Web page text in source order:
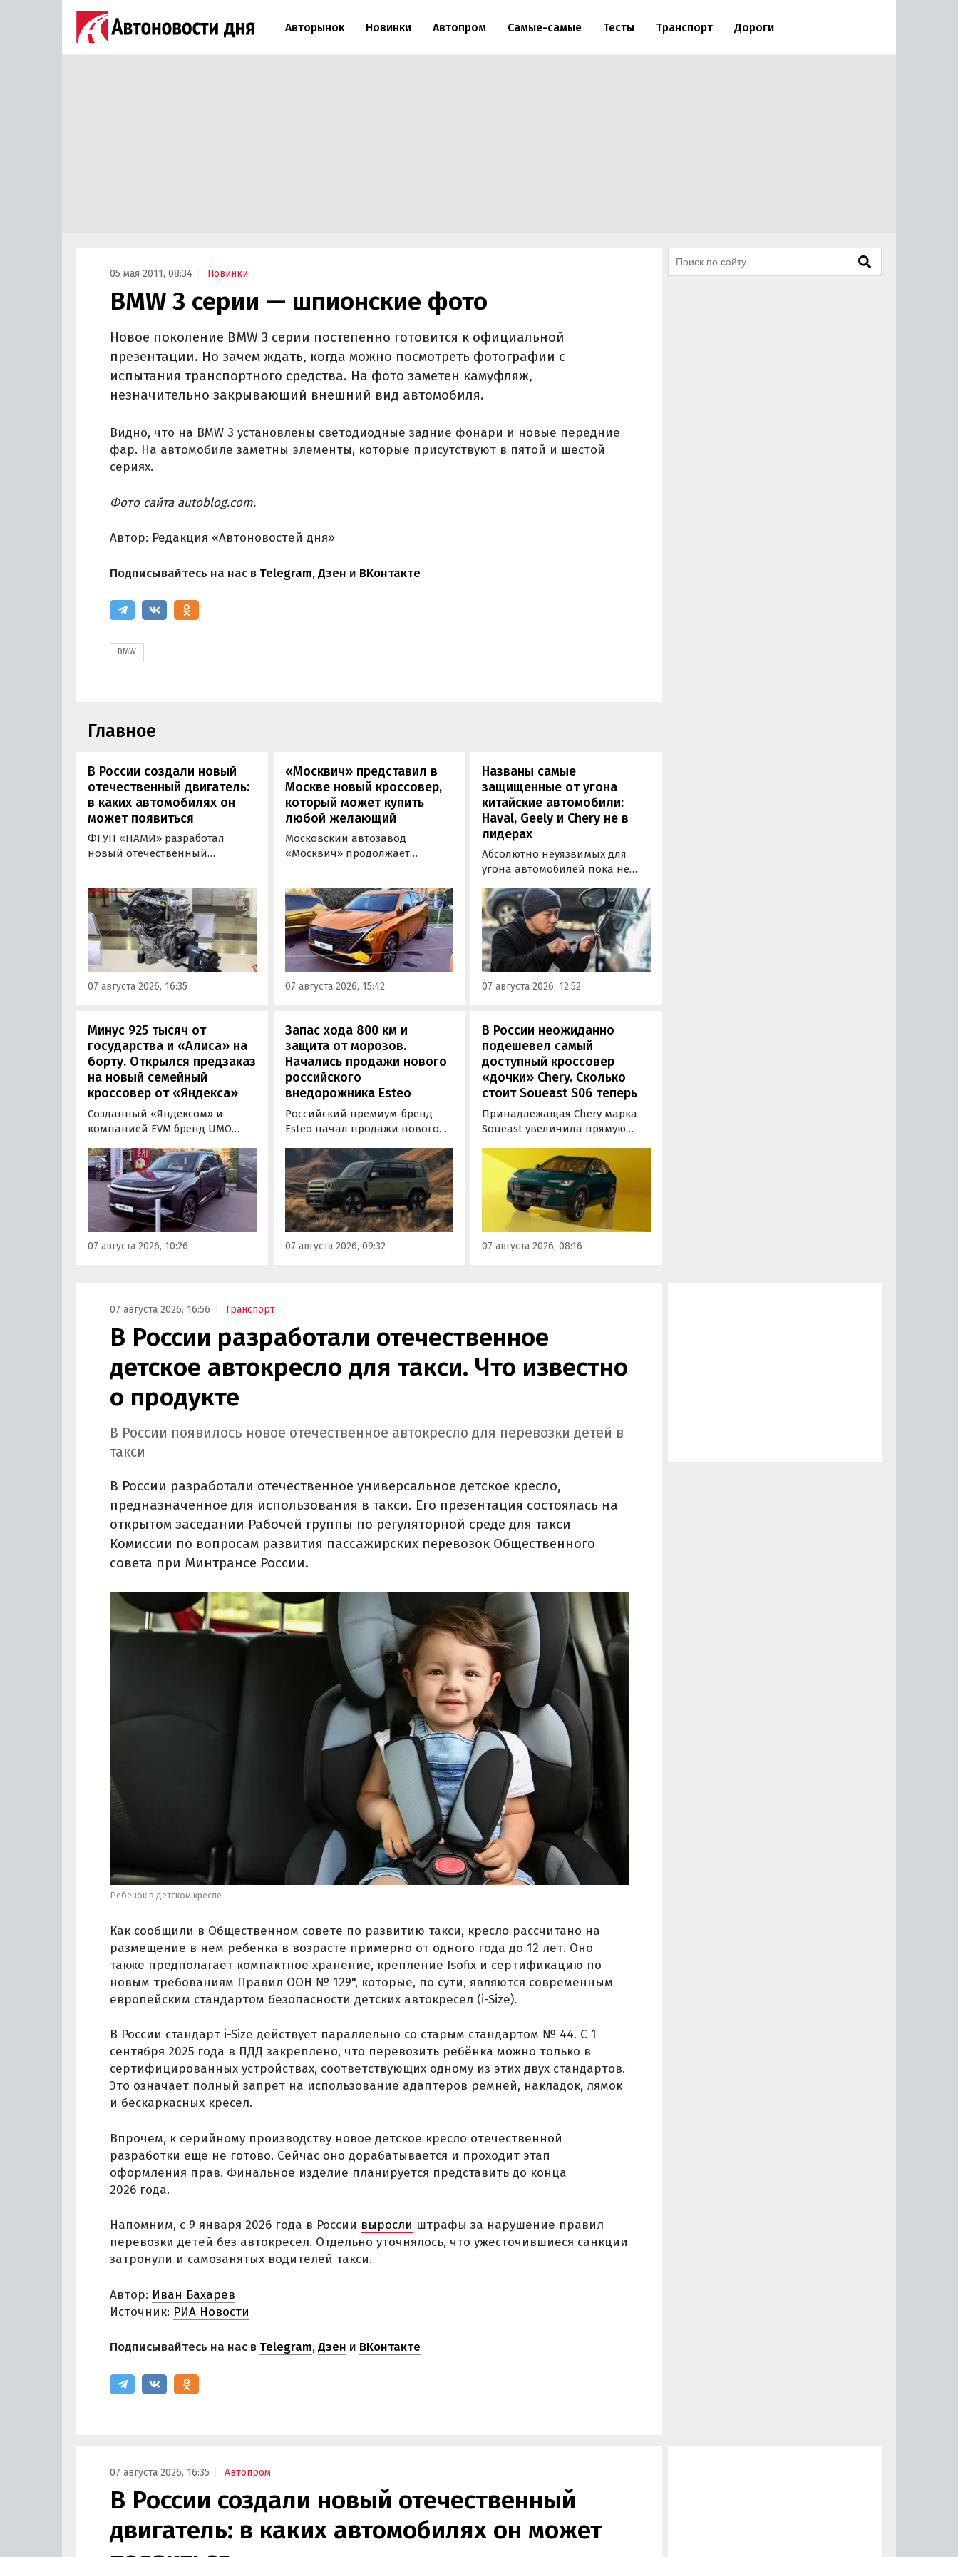
Авторынок Новинки Автопром Самые-самые Тесты Транспорт Дороги
05 мая 2011, 08:34 Новинки
BMW 3 серии — шпионские фото
Новое поколение BMW 3 серии постепенно готовится к официальной
презентации. Но зачем ждать, когда можно посмотреть фотографии с
испытания транспортного средства. На фото заметен камуфляж,
незначительно закрывающий внешний вид автомобиля.
Видно, что на BMW 3 установлены светодиодные задние фонари и новые передние
фар. На автомобиле заметны элементы, которые присутствуют в пятой и шестой
сериях.
Фото сайта autoblog.com.
Автор: Редакция «Автоновостей дня»
Подписывайтесь на нас в Telegram,Дзен и ВКонтакте
BMW
Главное
В России создали новый
отечественный двигатель:
в каких автомобилях он
может появиться
ФГУП «НАМИ» разработал
новый отечественный
получивший индекс 414320.
Корреспонденту
«Автоновостей дня» удалось
лично ознакомиться с
новинкой на выставке
«Иннопром» в Екатеринбурге.
07 августа 2026, 16:35
«Москвич» представил в
Москве новый кроссовер,
который может купить
любой желающий
Московский автозавод
«Москвич» продолжает
которые сейчас растет. На днях
на автомобильном фестивале
«ПроДвижение» на ВДНХ в
Москве в числе прочих
моделей «Москвича» был
представлен семиместный
кроссовер М90.
07 августа 2026, 15:42
Названы самые
защищенные от угона
китайские автомобили:
Haval, Geely и Chery не в
лидерах
Абсолютно неуязвимых для
угона автомобилей пока не
могут доставить
злоумышленникам больше
всего сложностей. Из китайских
машин таковыми сегодня
являются модели Li и BYD,
сообщил в эфире радио РБК
учредитель федерального
07 августа 2026, 12:52
Минус 925 тысяч от
государства и «Алиса» на
борту. Открылся предзаказ
на новый семейный
кроссовер от «Яндекса»
Созданный «Яндексом» и
компанией EVM бренд UMO
на свою вторую модель
- полноразмерный гибридный
кроссовер UMO 8 с полным
приводом. Его уже можно
заказать в двух версиях: Max за
5 915 000 рублей и Ultra за 6 415
000 рублей без учета
07 августа 2026, 10:26
Запас хода 800 км и
защита от морозов.
Начались продажи нового
российского
внедорожника Esteo
Российский премиум-бренд
Esteo начал продажи нового
Модель, оснащенная силовой
установкой последовательного
типа, уже доступна для
покупки в официальных
дилерских центрах Esteo и
через цифровые сервисы
бренда, сообщили
07 августа 2026, 09:32
В России неожиданно
подешевел самый
доступный кроссовер
«дочки» Chery. Сколько
стоит Soueast S06 теперь
Принадлежащая Chery марка
Soueast увеличила прямую
доступный кроссовер S06 в
России на 100 тыс. рублей.
Теперь при его покупке можно
сэкономить рекордные 250 тыс.
рублей, узнали «Автоновости
дня» в ходе мониторинга
прайс-листов марки.
07 августа 2026, 08:16
07 августа 2026, 16:56 Транспорт
В России разработали отечественное
детское автокресло для такси. Что известно
о продукте
В России появилось новое отечественное автокресло для перевозки детей в
такси
В России разработали отечественное универсальное детское кресло,
предназначенное для использования в такси. Его презентация состоялась на
открытом заседании Рабочей группы по регуляторной среде для такси
Комиссии по вопросам развития пассажирских перевозок Общественного
совета при Минтрансе России.
Ребенок в детском кресле
Как сообщили в Общественном совете по развитию такси, кресло рассчитано на
размещение в нем ребенка в возрасте примерно от одного года до 12 лет. Оно
также предполагает компактное хранение, крепление Isofix и сертификацию по
новым требованиям Правил ООН № 129", которые, по сути, являются современным
европейским стандартом безопасности детских автокресел (i-Size).
В России стандарт i-Size действует параллельно со старым стандартом № 44. С 1
сентября 2025 года в ПДД закреплено, что перевозить ребёнка можно только в
сертифицированных устройствах, соответствующих одному из этих двух стандартов.
Это означает полный запрет на использование адаптеров ремней, накладок, лямок
и бескаркасных кресел.
Впрочем, к серийному производству новое детское кресло отечественной
разработки еще не готово. Сейчас оно дорабатывается и проходит этап
оформления прав. Финальное изделие планируется представить до конца
2026 года.
Напомним, с 9 января 2026 года в России выросли штрафы за нарушение правил
перевозки детей без автокресел. Отдельно уточнялось, что ужесточившиеся санкции
затронули и самозанятых водителей такси.
Автор: Иван Бахарев
Источник: РИА Новости
Подписывайтесь на нас в Telegram,Дзен и ВКонтакте
07 августа 2026, 16:35 Автопром
В России создали новый отечественный
двигатель: в каких автомобилях он может